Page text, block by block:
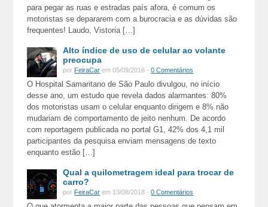
para pegar as ruas e estradas país afora, é comum os
motoristas se depararem com a burocracia e as dúvidas são
frequentes! Laudo, Vistoria […]
Alto índice de uso de celular ao volante
preocupa
por FeiraCar em 05/09/2016 -0 Comentários
O Hospital Samaritano de São Paulo divulgou, no início
desse ano, um estudo que revela dados alarmantes: 80%
dos motoristas usam o celular enquanto dirigem e 8% não
mudariam de comportamento de jeito nenhum. De acordo
com reportagem publicada no portal G1, 42% dos 4,1 mil
participantes da pesquisa enviam mensagens de texto
enquanto estão […]
Qual a quilometragem ideal para trocar de
carro?
por FeiraCar em 13/08/2018 -0 Comentários